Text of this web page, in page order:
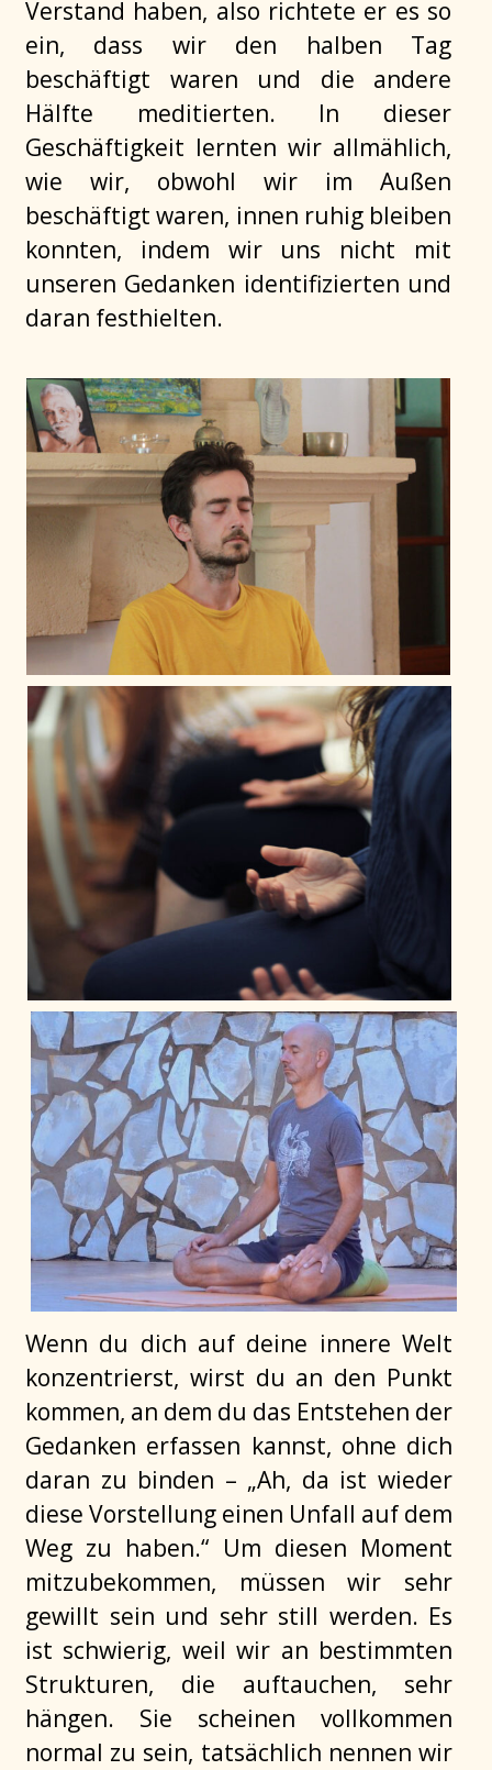
Verstand haben, also richtete er es so
ein, dass wir den halben Tag
beschäftigt waren und die andere
Hälfte meditierten. In dieser
Geschäftigkeit lernten wir allmählich,
wie wir, obwohl wir im Außen
beschäftigt waren, innen ruhig bleiben
konnten, indem wir uns nicht mit
unseren Gedanken identifizierten und
daran festhielten.
Wenn du dich auf deine innere Welt
konzentrierst, wirst du an den Punkt
kommen, an dem du das Entstehen der
Gedanken erfassen kannst, ohne dich
daran zu binden – „Ah, da ist wieder
diese Vorstellung einen Unfall auf dem
Weg zu haben.“ Um diesen Moment
mitzubekommen, müssen wir sehr
gewillt sein und sehr still werden. Es
ist schwierig, weil wir an bestimmten
Strukturen, die auftauchen, sehr
hängen. Sie scheinen vollkommen
normal zu sein, tatsächlich nennen wir